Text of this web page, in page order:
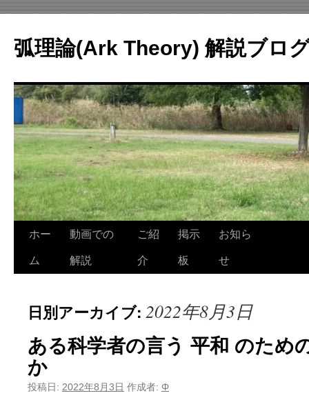
テ
ン
へ
ス
ッ
プ
弧理論(Ark Theory) 解説ブロ
ホー
ム
動画での
解説
ご紹
介
掲示
板
お知ら
せ
日別アーカイブ: 2022年8月3日
ある科学者の言う 平和 のため
か
投稿日: 2022年8月3日 作成者: Φ